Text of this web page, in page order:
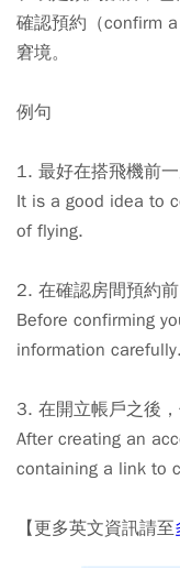
確認預約（confirm
窘境。
例句
1. 最好在搭飛機前一
It is a good idea to
of flying.
2. 在確認房間預約前
Before confirming
information carefully.
3. 在開立帳戶之後
After creating an
containing a link to
【更多英文資訊請至